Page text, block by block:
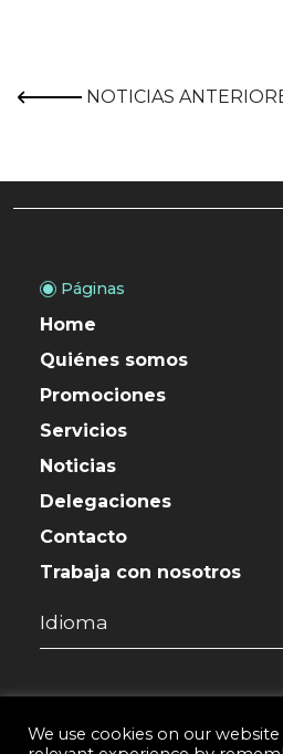
NOTICIAS
Páginas
Home
Quiénes somos
Promociones
Servicios
Noticias
Delegaciones
Contacto
Trabaja con nosotros
Idioma
We use cookies on our